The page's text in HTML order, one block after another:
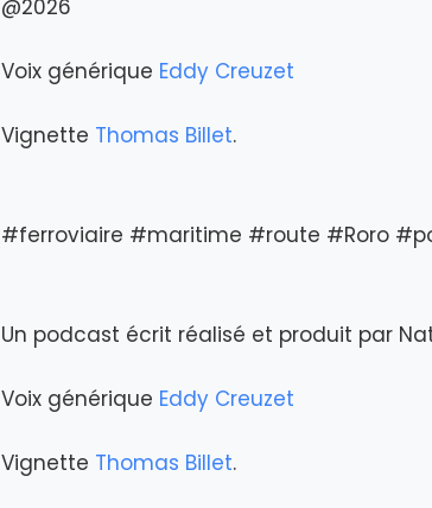
@2026
Voix générique Eddy Creuzet
Vignette Thomas Billet.
#ferroviaire #maritime #route #Roro
Un podcast écrit réalisé et produit par
Voix générique Eddy Creuzet
Vignette Thomas Billet.